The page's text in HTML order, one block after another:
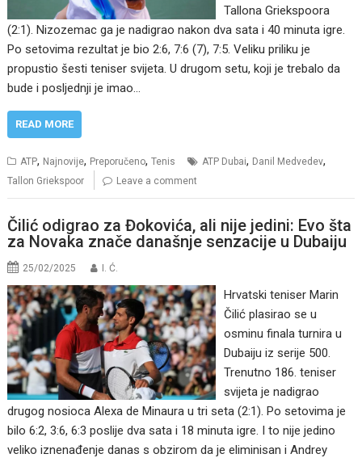
Tallona Griekspoora
(2:1). Nizozemac ga je nadigrao nakon dva sata i 40 minuta igre.
Po setovima rezultat je bio 2:6, 7:6 (7), 7:5. Veliku priliku je
propustio šesti teniser svijeta. U drugom setu, koji je trebalo da
bude i posljednji je imao…
READ MORE
ATP, Najnovije, Preporučeno,Tenis ATP Dubai, Danil Medvedev,
Tallon Griekspoor Leave a comment
Čilić odigrao za Đokovića, ali nije jedini: Evo šta
za Novaka znače današnje senzacije u Dubaiju
25/02/2025 I. Ć.
Hrvatski teniser Marin
Čilić plasirao se u
osminu finala turnira u
Dubaiju iz serije 500.
Trenutno 186. teniser
svijeta je nadigrao
drugog nosioca Alexa de Minaura u tri seta (2:1). Po setovima je
bilo 6:2, 3:6, 6:3 poslije dva sata i 18 minuta igre. I to nije jedino
veliko iznenađenje danas s obzirom da je eliminisan i Andrey